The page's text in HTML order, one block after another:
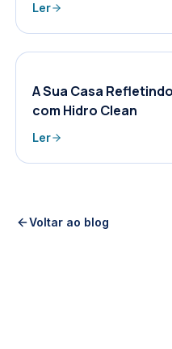
Ler
A Sua Casa
com Hidro Clean
Ler
Voltar ao blog